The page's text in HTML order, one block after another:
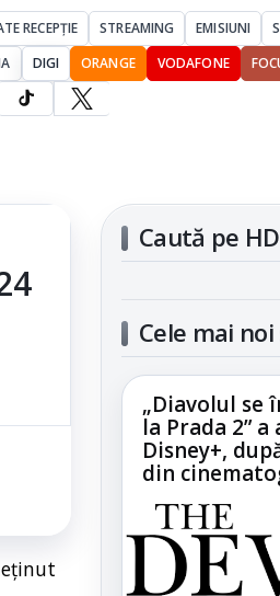
RECEPȚIE STREAMING EMISIUNI
DIGI ORANGE VODAFONE
Caută pe
Cele mai
„Diavolul se
la Prada 2” a
Disney+,
din